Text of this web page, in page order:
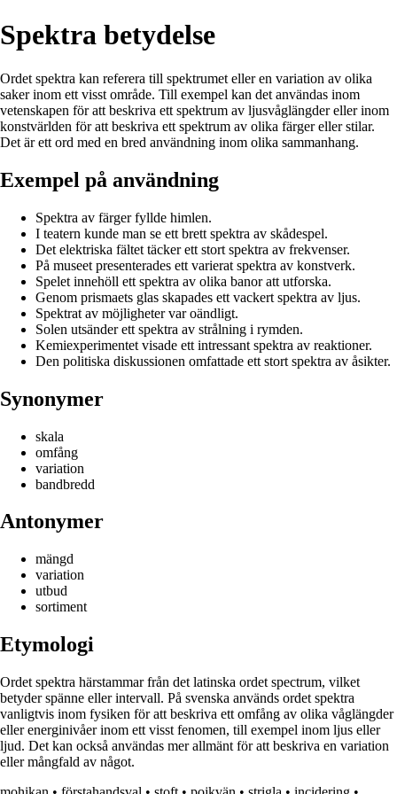
Spektra betydelse
Ordet spektra kan referera till spektrumet eller en variation av olika
saker inom ett visst område. Till exempel kan det användas inom
vetenskapen för att beskriva ett spektrum av ljusvåglängder eller inom
konstvärlden för att beskriva ett spektrum av olika färger eller stilar.
Det är ett ord med en bred användning inom olika sammanhang.
Exempel på användning
Spektra av färger fyllde himlen.
I teatern kunde man se ett brett spektra av skådespel.
Det elektriska fältet täcker ett stort spektra av frekvenser.
På museet presenterades ett varierat spektra av konstverk.
Spelet innehöll ett spektra av olika banor att utforska.
Genom prismaets glas skapades ett vackert spektra av ljus.
Spektrat av möjligheter var oändligt.
Solen utsänder ett spektra av strålning i rymden.
Kemiexperimentet visade ett intressant spektra av reaktioner.
Den politiska diskussionen omfattade ett stort spektra av åsikter.
Synonymer
skala
omfång
variation
bandbredd
Antonymer
mängd
variation
utbud
sortiment
Etymologi
Ordet spektra härstammar från det latinska ordet spectrum, vilket
betyder spänne eller intervall. På svenska används ordet spektra
vanligtvis inom fysiken för att beskriva ett omfång av olika våglängder
eller energinivåer inom ett visst fenomen, till exempel inom ljus eller
ljud. Det kan också användas mer allmänt för att beskriva en variation
eller mångfald av något.